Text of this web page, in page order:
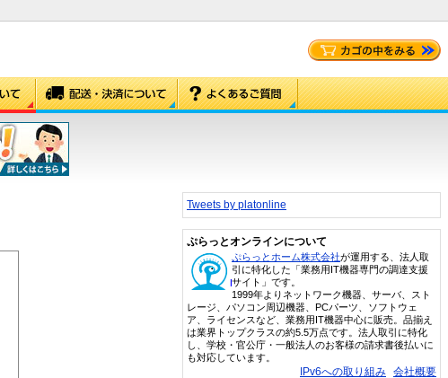
Tweets by platonline
ぷらっとオンラインについて
ぷらっとホーム株式会社が運用する、法人取
引に特化した「業務用IT機器専門の調達支援
サイト」です。
1999年よりネットワーク機器、サーバ、スト
レージ、パソコン周辺機器、PCパーツ、ソフトウェ
ア、ライセンスなど、業務用IT機器中心に販売。品揃え
は業界トップクラスの約5.5万点です。法人取引に特化
し、学校・官公庁・一般法人のお客様の請求書後払いに
も対応しています。
IPv6への取り組み 会社概要